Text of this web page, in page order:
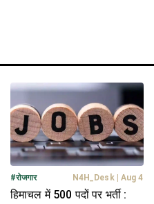
#रोजगार N4H_Desk| Aug 4
हिमाचल में 500 पदों पर भर्ती :